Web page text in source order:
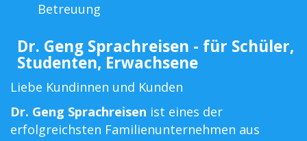
Betreuung
Dr. Geng Sprachreisen - für Schüler,
Studenten, Erwachsene
Liebe Kundinnen und Kunden
Dr. Geng Sprachreisen ist eines der
erfolgreichsten Familienunternehmen aus